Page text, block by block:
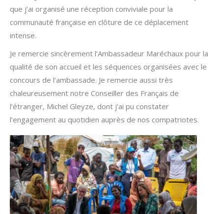
que j’ai organisé une réception conviviale pour la
communauté française en clôture de ce déplacement
intense.
Je remercie sincèrement l’Ambassadeur Maréchaux pour la
qualité de son accueil et les séquences organisées avec le
concours de l’ambassade. Je remercie aussi très
chaleureusement notre Conseiller des Français de
l’étranger, Michel Gleyze, dont j’ai pu constater
l’engagement au quotidien auprès de nos compatriotes.